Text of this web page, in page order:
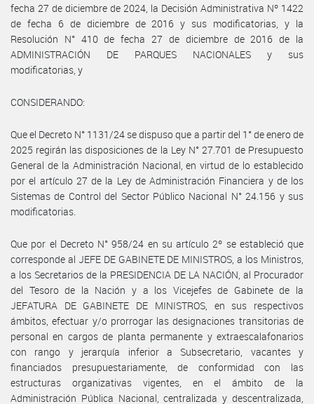
fecha 27 de diciembre de 2024, la Decisión Administrativa Nº 1422
de fecha 6 de diciembre de 2016 y sus modificatorias, y la
Resolución N° 410 de fecha 27 de diciembre de 2016 de la
ADMINISTRACIÓN DE PARQUES NACIONALES y sus
modificatorias, y
CONSIDERANDO:
Que el Decreto N° 1131/24 se dispuso que a partir del 1° de enero de
2025 regirán las disposiciones de la Ley N° 27.701 de Presupuesto
General de la Administración Nacional, en virtud de lo establecido
por el artículo 27 de la Ley de Administración Financiera y de los
Sistemas de Control del Sector Público Nacional N° 24.156 y sus
modificatorias.
Que por el Decreto N° 958/24 en su artículo 2º se estableció que
corresponde al JEFE DE GABINETE DE MINISTROS, a los Ministros,
a los Secretarios de la PRESIDENCIA DE LA NACIÓN, al Procurador
del Tesoro de la Nación y a los Vicejefes de Gabinete de la
JEFATURA DE GABINETE DE MINISTROS, en sus respectivos
ámbitos, efectuar y/o prorrogar las designaciones transitorias de
personal en cargos de planta permanente y extraescalafonarios
con rango y jerarquía inferior a Subsecretario, vacantes y
financiados presupuestariamente, de conformidad con las
estructuras organizativas vigentes, en el ámbito de la
Administración Pública Nacional, centralizada y descentralizada,